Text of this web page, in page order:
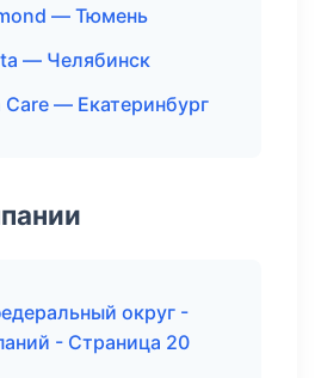
— Тюмень
— Челябинск
Care — Екатеринбург
округ -
- Страница 20